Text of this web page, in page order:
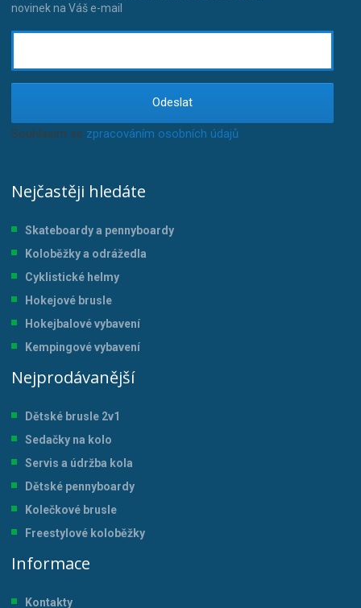
novinek na Váš e-mail
Odeslat
Souhlasím se zpracováním osobních údajů.
Nejčastěji hledáte
Skateboardy a pennyboardy
Koloběžky a odrážedla
Cyklistické helmy
Hokejové brusle
Hokejbalové vybavení
Kempingové vybavení
Nejprodávanější
Dětské brusle 2v1
Sedačky na kolo
Servis a údržba kola
Dětské pennyboardy
Kolečkové brusle
Freestylové koloběžky
Informace
Kontakty